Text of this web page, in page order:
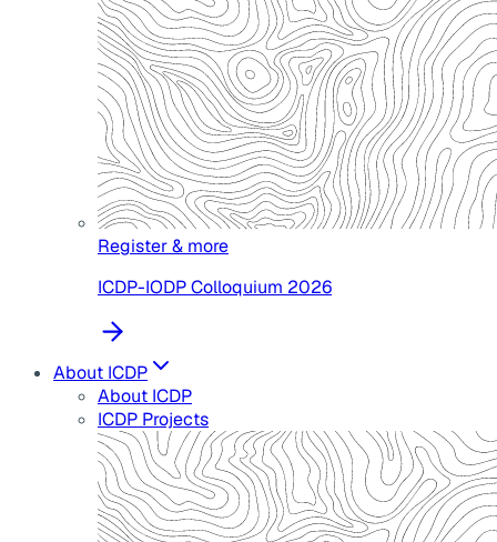
Register & more
ICDP-IODP Colloquium 2026
About ICDP
About ICDP
ICDP Projects